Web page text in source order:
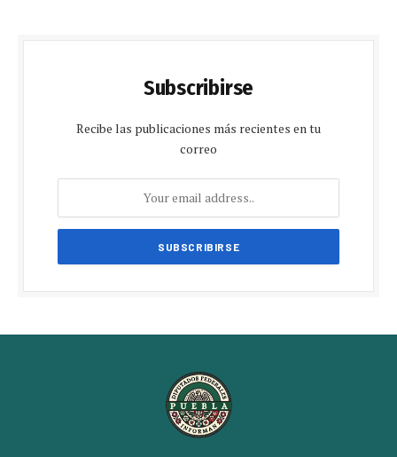
Subscribirse
Recibe las publicaciones más recientes en tu
correo